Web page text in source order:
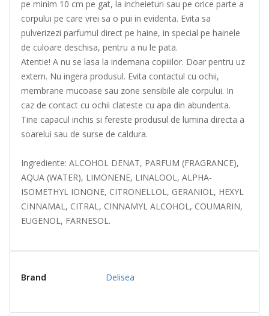
pe minim 10 cm pe gat, la incheieturi sau pe orice parte a
corpului pe care vrei sa o pui in evidenta. Evita sa
pulverizezi parfumul direct pe haine, in special pe hainele
de culoare deschisa, pentru a nu le pata.
Atentie! A nu se lasa la indemana copiiilor. Doar pentru uz
extern. Nu ingera produsul. Evita contactul cu ochii,
membrane mucoase sau zone sensibile ale corpului. In
caz de contact cu ochii clateste cu apa din abundenta.
Tine capacul inchis si fereste produsul de lumina directa a
soarelui sau de surse de caldura.
Ingrediente: ALCOHOL DENAT, PARFUM (FRAGRANCE),
AQUA (WATER), LIMONENE, LINALOOL, ALPHA-
ISOMETHYL IONONE, CITRONELLOL, GERANIOL, HEXYL
CINNAMAL, CITRAL, CINNAMYL ALCOHOL, COUMARIN,
EUGENOL, FARNESOL.
Brand Delisea